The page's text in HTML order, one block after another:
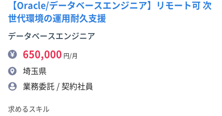
【Oracle/データベースエンジニア】リモート可 次
世代環境の運用耐久支援
データベースエンジニア
650,000 円/月
埼玉県
業務委託 / 契約社員
求めるスキル